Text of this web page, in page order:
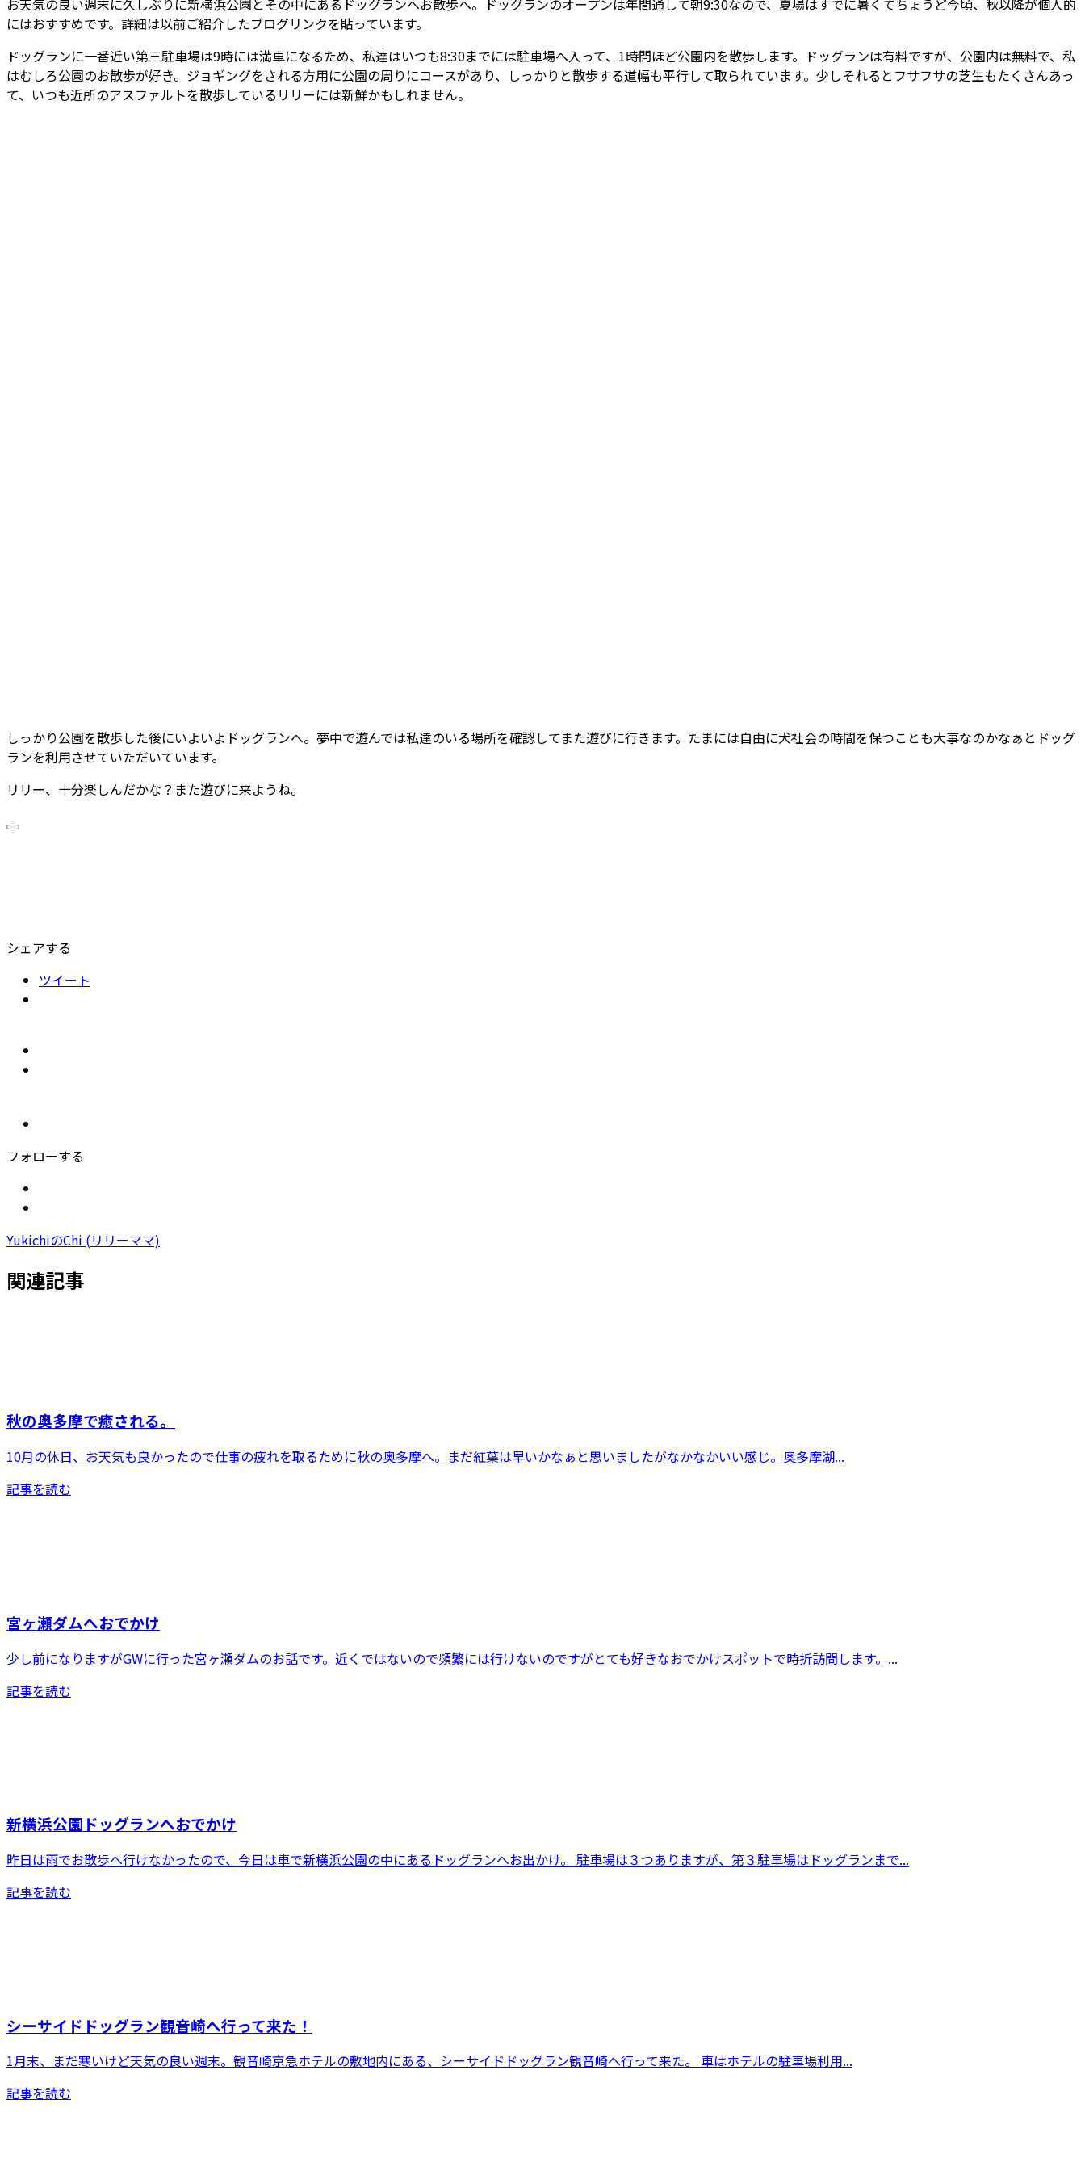
お天気の良い週末に久しぶりに新横浜公園とその中にあるドッグランへお散歩へ。ドッグランのオープンは年間通して朝9:30なので、夏場はすでに暑くてちょうど今頃、秋以降が個人的
にはおすすめです。詳細は以前ご紹介したブログリンクを貼っています。
ドッグランに一番近い第三駐車場は9時には満車になるため、私達はいつも8:30までには駐車場へ入って、1時間ほど公園内を散歩します。ドッグランは有料ですが、公園内は無料で、私
はむしろ公園のお散歩が好き。ジョギングをされる方用に公園の周りにコースがあり、しっかりと散歩する道幅も平行して取られています。少しそれるとフサフサの芝生もたくさんあっ
て、いつも近所のアスファルトを散歩しているリリーには新鮮かもしれません。
しっかり公園を散歩した後にいよいよドッグランへ。夢中で遊んでは私達のいる場所を確認してまた遊びに行きます。たまには自由に犬社会の時間を保つことも大事なのかなぁとドッグ
ランを利用させていただいています。
リリー、十分楽しんだかな？また遊びに来ようね。
シェアする
ツイート
フォローする
YukichiのChi (リリーママ)
関連記事
秋の奥多摩で癒される。
10月の休日、お天気も良かったので仕事の疲れを取るために秋の奥多摩へ。まだ紅葉は早いかなぁと思いましたがなかなかいい感じ。奥多摩湖...
記事を読む
宮ヶ瀬ダムへおでかけ
少し前になりますがGWに行った宮ヶ瀬ダムのお話です。近くではないので頻繁には行けないのですがとても好きなおでかけスポットで時折訪問します。...
記事を読む
新横浜公園ドッグランへおでかけ
昨日は雨でお散歩へ行けなかったので、今日は車で新横浜公園の中にあるドッグランへお出かけ。 駐車場は３つありますが、第３駐車場はドッグランまで...
記事を読む
シーサイドドッグラン観音崎へ行って来た！
1月末、まだ寒いけど天気の良い週末。観音崎京急ホテルの敷地内にある、シーサイドドッグラン観音崎へ行って来た。 車はホテルの駐車場利用...
記事を読む